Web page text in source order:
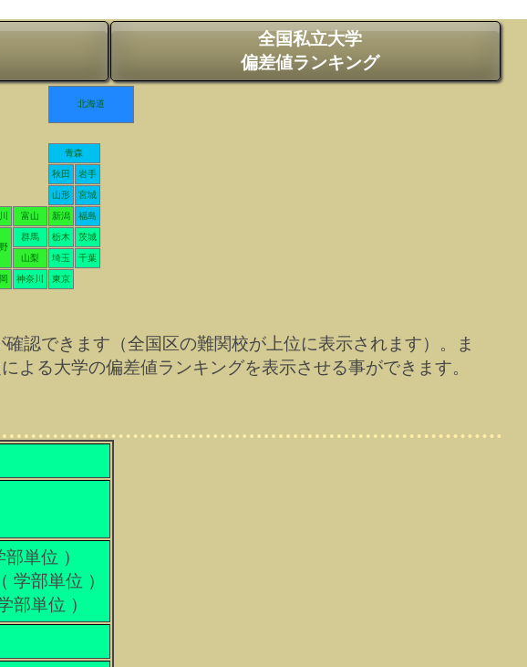
全国私立大学
偏差値ランキング
北海道
青森
秋田 岩手
山形 宮城
富山 新潟 福島
群馬 栃木 茨城
山梨 埼玉 千葉
神奈川 東京
認できます（全国区の難関校が上位に表示されます）。ま
る大学の偏差値ランキングを表示させる事ができます。
単位 ）
学部単位 ）
部単位 ）